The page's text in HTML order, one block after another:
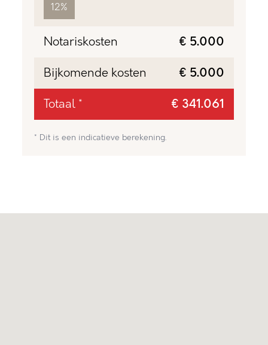
12%
Notariskosten
€ 5.000
Bijkomende kosten
€ 5.000
Totaal *
€ 341.061
* Dit is een indicatieve berekening.